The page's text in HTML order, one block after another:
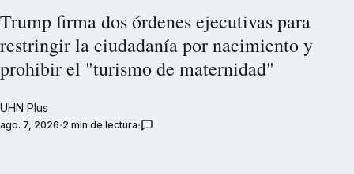
Trump firma dos órdenes ejecutivas para
restringir la ciudadanía por nacimiento y
prohibir el "turismo de maternidad"
UHN Plus
ago. 7, 2026 2 min de lectura